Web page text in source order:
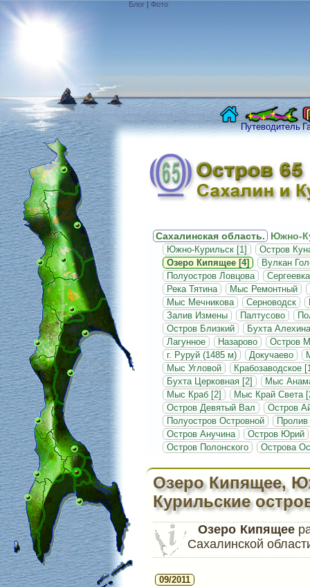
Блог | Фото
Путеводитель
Сахалинская область. Южно-
Южно-Курильск [1]
Остров
Озеро Кипящее [4]
Вулкан
Полуостров Ловцова
Сергеевка
Река Тятина
Мыс Ремонтный
Мыс Мечникова
Серноводск
Залив Измены
Палтусово
Остров Близкий
Бухта Алехина
Лагунное
Назарово
Остров
г. Руруй (1485 м)
Докучаево
Мыс Угловой
Крабозаводское
Бухта Церковная [2]
Мыс
Мыс Краб [2]
Мыс Край Света
Остров Девятый Вал
Остров
Полуостров Островной
Остров Анучина
Остров Юрий
Остров Полонского
Острова
Озеро Кипящее,
Курильские
Озеро Кипящее
Сахалинской
09/2011